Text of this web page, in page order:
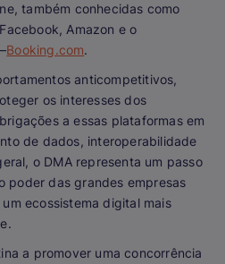
também conhecidas como
Amazon e o
Booking.com.
anticompetitivos,
os interesses dos
a essas plataformas em
de dados, interoperabilidade
o DMA representa um passo
poder das grandes empresas
ecossistema digital mais
a promover uma concorrência